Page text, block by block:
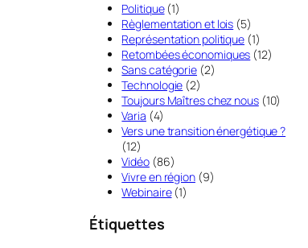
Politique(1)
Règlementation et lois (5)
Représentation politique (1)
Retombées économiques (12)
Sans catégorie (2)
Technologie (2)
Toujours Maîtres chez nous(10)
Varia (4)
Vers une transition énergétique ?
(12)
Vidéo(86)
Vivre en région(9)
Webinaire(1)
Étiquettes